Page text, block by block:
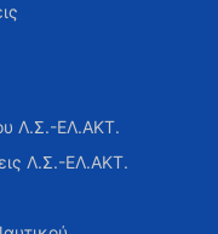
Λ.Σ.-ΕΛ.ΑΚΤ.
Λ.Σ.-ΕΛ.ΑΚΤ.